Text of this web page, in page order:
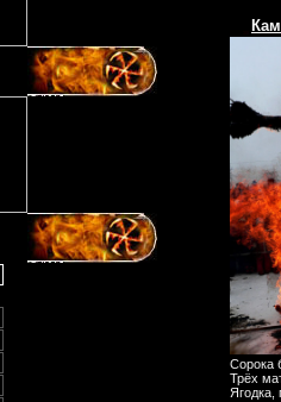
Сорока
Трёх
Ягодка,